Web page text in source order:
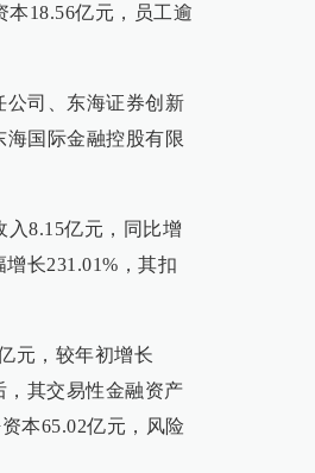
本18.56亿元，员工逾
公司、东海证券创新
海国际金融控股有限
入8.15亿元，同比增
长231.01%，其扣
元，较年初增长
，其交易性金融资产
本65.02亿元，风险